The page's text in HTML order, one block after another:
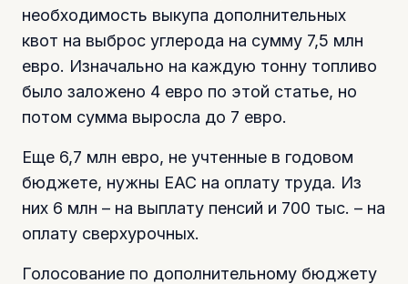
необходимость выкупа дополнительных
квот на выброс углерода на сумму 7,5 млн
евро. Изначально на каждую тонну топливо
было заложено 4 евро по этой статье, но
потом сумма выросла до 7 евро.
Еще 6,7 млн евро, не учтенные в годовом
бюджете, нужны ЕАС на оплату труда. Из
них 6 млн – на выплату пенсий и 700 тыс. – на
оплату сверхурочных.
Голосование по дополнительному бюджету